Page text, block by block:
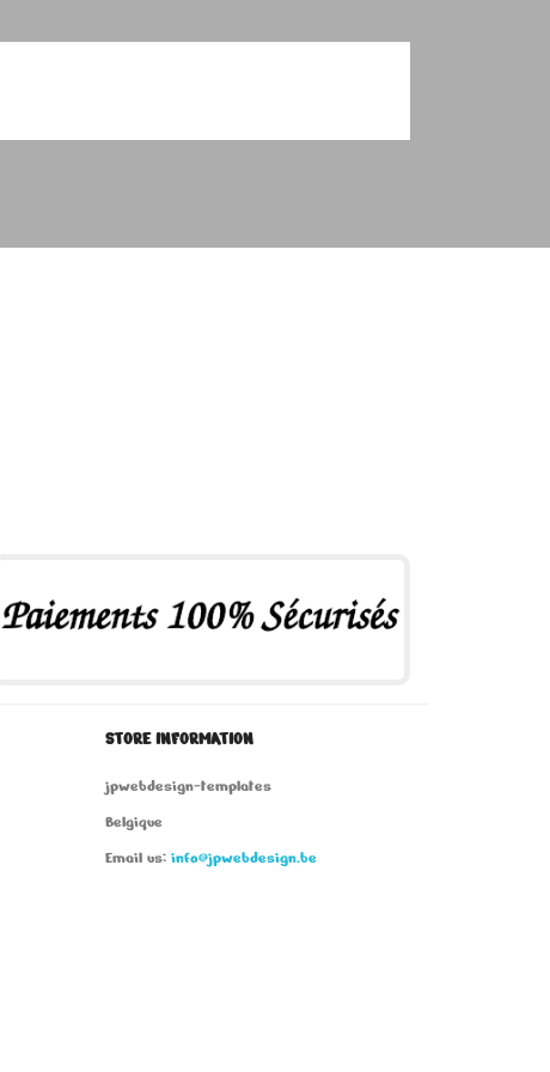
STORE INFORMATION
jpwebdesign-templates
Belgique
Email us: info@jpwebdesign.be